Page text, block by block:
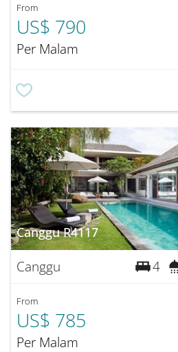
From
US$ 790
Per Malam
Canggu R4117
Canggu 4
From
US$ 785
Per Malam